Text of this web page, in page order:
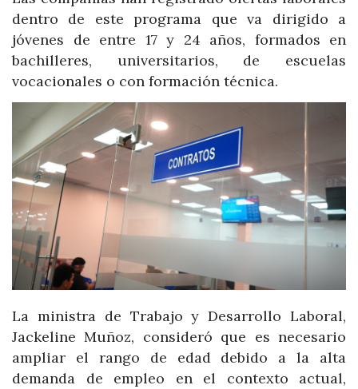
dentro de este programa que va dirigido a
jóvenes de entre 17 y 24 años, formados en
bachilleres, universitarios, de escuelas
vocacionales o con formación técnica.
La ministra de Trabajo y Desarrollo Laboral,
Jackeline Muñoz, consideró que es necesario
ampliar el rango de edad debido a la alta
demanda de empleo en el contexto actual,